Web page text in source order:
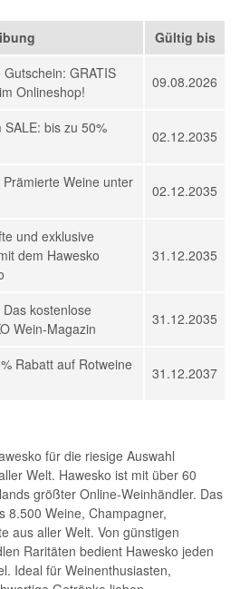
Gültig bis
Gutschein: GRATIS
Onlineshop!
09.08.2026
SALE: bis zu 50%
02.12.2035
Weine unter
02.12.2035
und exklusive
dem Hawesko
31.12.2035
kostenlose
Wein-Magazin
31.12.2035
Rabatt auf Rotweine
31.12.2037
für die riesige Auswahl
Welt. Hawesko ist mit über 60
größter Online-Weinhändler. Das
8.500 Weine, Champagner,
aus aller Welt. Von günstigen
Raritäten bedient Hawesko jeden
Ideal für Weinenthusiasten,